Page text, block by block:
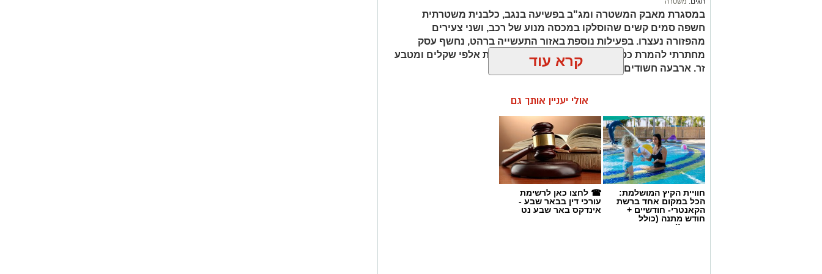
במסגרת מאבק המשטרה ומג"ב בפשיעה בנגב, כלבנית משטרתית
חשפה סמים קשים שהוסלקו במכסה מנוע של רכב, ושני צעירים
מהפזורה נעצרו. בפעילות נוספת באזור התעשייה ברהט, נחשף עסק
מחתרתי להמרת כספים שנוהל מתוך רכב ובו עשרות אלפי שקלים ומטבע
זר. ארבעה חשודים נעצרו בסך הכל.קרא עוד
אולי יעניין אותך גם
חוויית הקיץ המושלמת:
הכל במקום אחד ברשת
הקאנטרי- חודשיים +
חודש מתנה (כולל
החגים!)
☎ לחצו כאן לרשימת
עורכי דין בבאר שבע -
אינדקס באר שבע נט